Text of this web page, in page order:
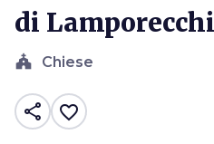
di
church Chiese
share favorite_border